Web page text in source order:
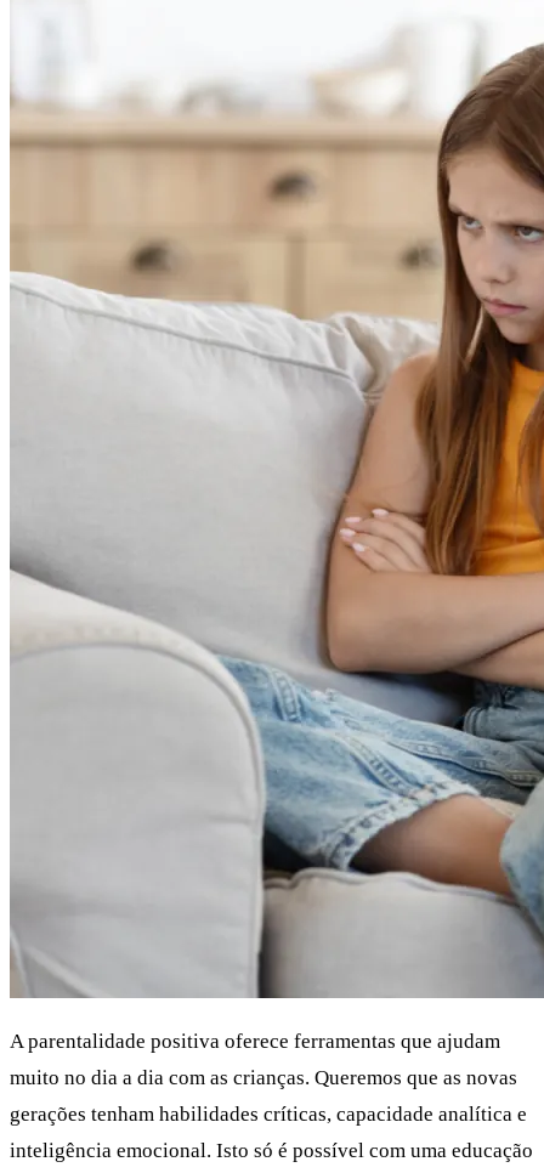
A parentalidade positiva oferece ferramentas que ajudam
muito no dia a dia com as crianças. Queremos que as novas
gerações tenham habilidades críticas, capacidade analítica e
inteligência emocional. Isto só é possível com uma educação